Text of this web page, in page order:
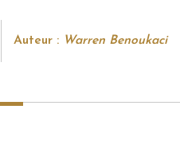
Auteur : Warren Benoukaci